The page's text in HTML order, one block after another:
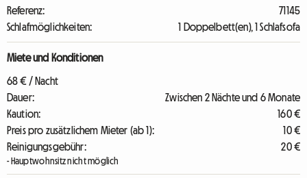
Referenz:
71145
Schlafmöglichkeiten:
1 Doppelbett(en), 1 Schlafsofa
Miete und Konditionen
68 € / Nacht
Dauer:
Zwischen 2 Nächte und 6 Monate
Kaution:
160 €
Preis pro zusätzlichem Mieter (ab 1):
10 €
Reinigungsgebühr:
20 €
- Hauptwohnsitz nicht möglich